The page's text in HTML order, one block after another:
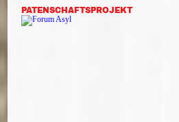
PATENSCHAFTSPROJEKT